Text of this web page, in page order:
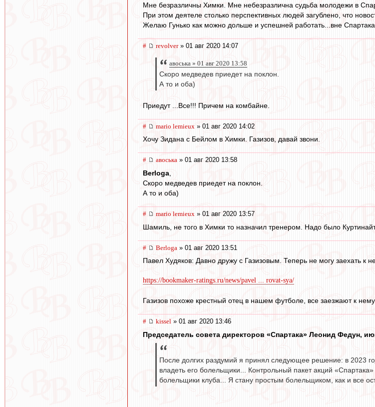
Мне безразличны Химки. Мне небезразлична судьба молодежи в
При этом деятеле столько перспективных людей загублено, что
Желаю Гунько как можно дольше и успешней работать...вне
# revolver» 01 авг 2020 14:07
авоська » 01 авг 2020 13:58
Скоро медведев приедет на поклон.
А то и оба)
Приедут ...Все!!! Причем на комбайне.
# mario lemieux » 01 авг 2020 14:02
Хочу Зидана с Бейлом в Химки. Газизов, давай звони.
# авоська » 01 авг 2020 13:58
Berloga
Скоро медведев приедет на поклон.
А то и оба)
# mario lemieux » 01 авг 2020 13:57
Шамиль, не того в Химки то назначил тренером. Надо было
# Berloga » 01 авг 2020 13:51
Павел Худяков: Давно дружу с Газизовым. Теперь не могу заехать к
https://bookmaker-ratings.ru/news/pavel ... rovat-sya/
Газизов похоже крестный отец в нашем футболе, все заезжают к
# kissel » 01 авг 2020 13:46
Председатель совета директоров «Спартака» Леонид Федун,
После долгих раздумий я принял следующее решение: в 2023
владеть его болельщики... Контрольный пакет акций
болельщики клуба... Я стану простым болельщиком, как и все